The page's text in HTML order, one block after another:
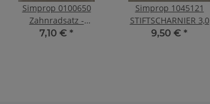
Simprop 0100650
Zahnradsatz -
SES100/140/190/
7,10 € *
Simprop 1045121
STIFTSCHARNIER 3,0
MM
9,50 € *